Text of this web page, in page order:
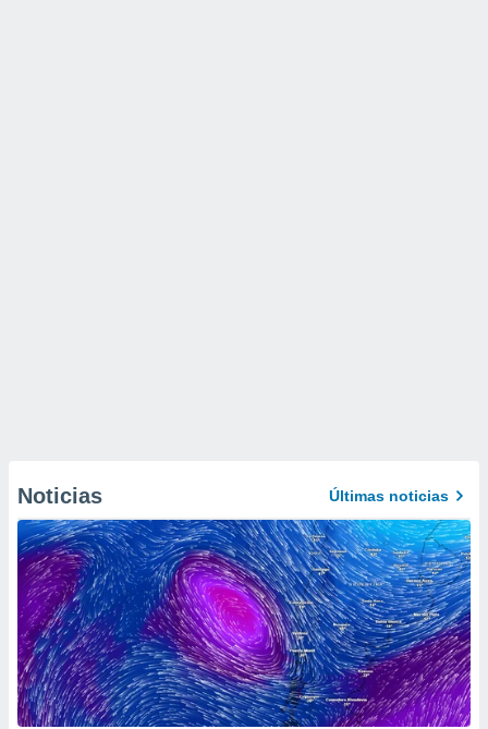
Noticias Últimas noticias